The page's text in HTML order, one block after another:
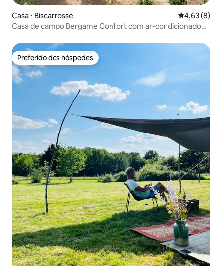
Casa ⋅ Biscarrosse 4,63 de uma
4,63 (8)
Casa de campo Bergame Confort com ar-condicionado
Preferido dos hóspedes
Preferido dos hóspedes